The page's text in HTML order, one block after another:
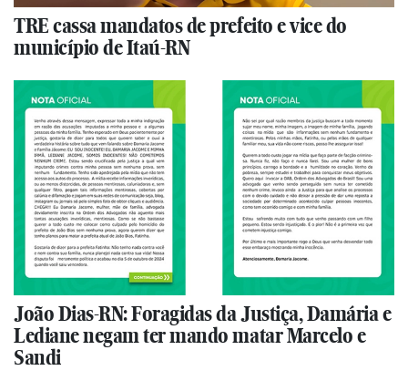
TRE cassa mandatos de prefeito e vice do
município de Itaú-RN
João Dias-RN: Foragidas da Justiça, Damária e
Lediane negam ter mando matar Marcelo e
Sandi